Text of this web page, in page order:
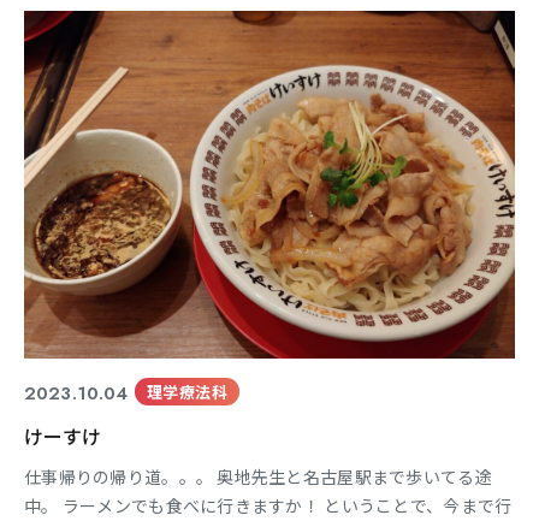
通路での移送などを練習しました。 普段何気なく歩いていると
ころの、小さな段差でのひっかかりなど新たな気づきがあり
2023.10.04 理学療法科
けーすけ
仕事帰りの帰り道。。。 奥地先生と名古屋駅まで歩いてる途
中。 ラーメンでも食べに行きますか！ ということで、今まで行